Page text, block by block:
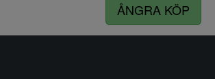
ÅNGRA KÖP